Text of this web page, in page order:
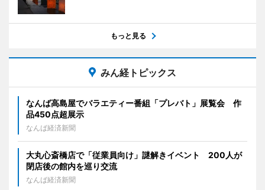
もっと見る
みん経トピックス
なんば高島屋でバラエティー番組「プレバト」展覧会 作
品450点超展示
なんば経済新聞
大丸心斎橋店で「従業員向け」謎解きイベント 200人が
閉店後の館内を巡り交流
なんば経済新聞